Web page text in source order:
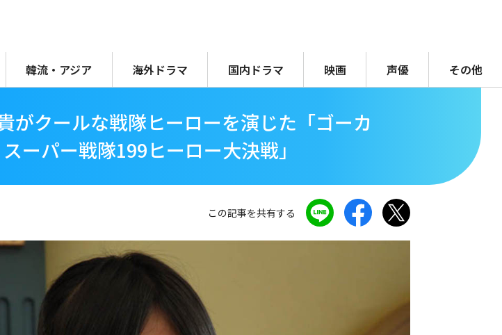
韓流・アジア 海外ドラマ 国内ドラマ 映画 声優 その他
がクールな戦隊ヒーローを演じた「ゴーカ
ーパー戦隊199ヒーロー大決戦」
この記事を共有する